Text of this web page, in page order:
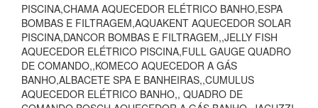
PISCINA,CHAMA AQUECEDOR ELÉTRICO BANHO,ESPA
BOMBAS E FILTRAGEM,AQUAKENT AQUECEDOR SOLAR
PISCINA,DANCOR BOMBAS E FILTRAGEM,,JELLY FISH
AQUECEDOR ELÉTRICO PISCINA,FULL GAUGE QUADRO
DE COMANDO,,KOMECO AQUECEDOR A GÁS
BANHO,ALBACETE SPA E BANHEIRAS,,CUMULUS
AQUECEDOR ELÉTRICO BANHO,, QUADRO DE